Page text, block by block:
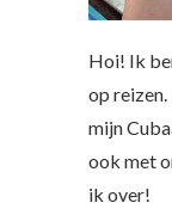
Hoi! Ik
op
mijn
ook met
ik over!